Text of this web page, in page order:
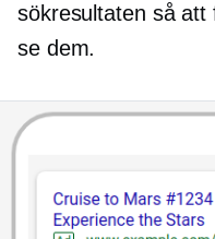
sökresultaten så
se dem.